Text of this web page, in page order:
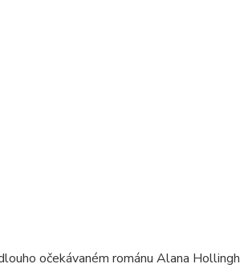
očekávaném románu Alana